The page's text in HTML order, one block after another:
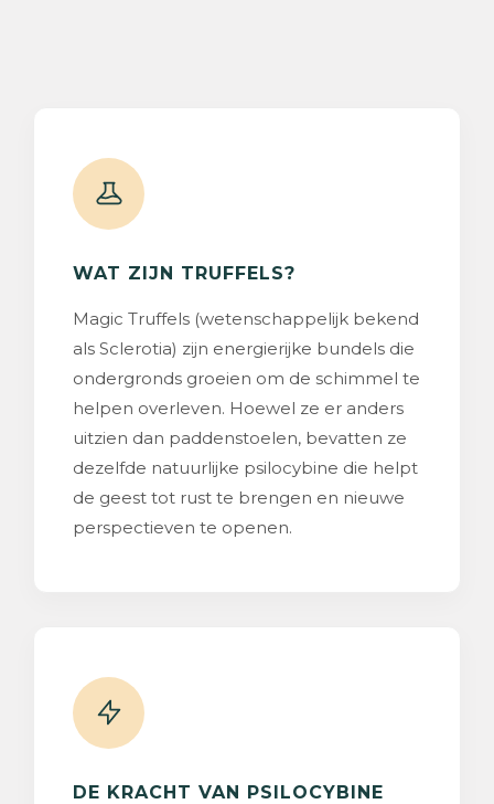
WAT ZIJN TRUFFELS?
Magic Truffels (wetenschappelijk bekend
als Sclerotia) zijn energierijke bundels die
ondergronds groeien om de schimmel te
helpen overleven. Hoewel ze er anders
uitzien dan paddenstoelen, bevatten ze
dezelfde natuurlijke psilocybine die helpt
de geest tot rust te brengen en nieuwe
perspectieven te openen.
DE KRACHT VAN PSILOCYBINE